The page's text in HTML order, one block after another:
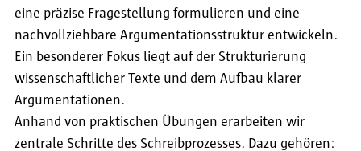
eine präzise Fragestellung formulieren und eine
nachvollziehbare Argumentationsstruktur entwickeln.
Ein besonderer Fokus liegt auf der Strukturierung
wissenschaftlicher Texte und dem Aufbau klarer
Argumentationen.
Anhand von praktischen Übungen erarbeiten wir
zentrale Schritte des Schreibprozesses. Dazu gehören: